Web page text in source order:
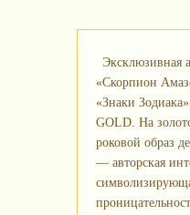
Эксклюзивная
«Скорпион
«Знаки
GOLD. На
роковой образ
— авторская